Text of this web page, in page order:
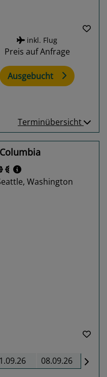
inkl. Flug
Preis auf Anfrage
Ausgebucht
Terminübersicht
Washington
08.09.26